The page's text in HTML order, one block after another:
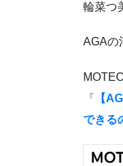
輪菜つ
AGAの
『 【
できる